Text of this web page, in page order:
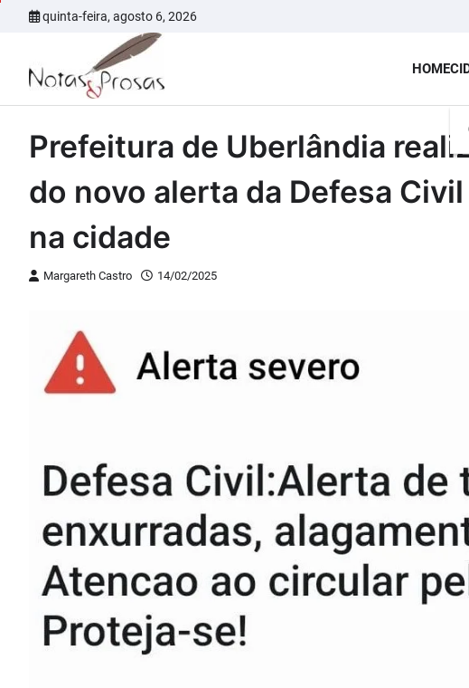
quinta-feira, agosto 6, 2026
HOME
Prefeitura de Uberlândia
do novo alerta da Defesa
na cidade
Margareth Castro 14/02/2025